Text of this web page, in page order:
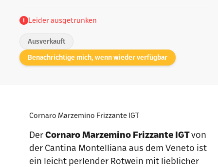
Leider ausgetrunken
Ausverkauft
Benachrichtige mich, wenn wieder verfügbar
Cornaro Marzemino Frizzante IGT
Der Cornaro Marzemino Frizzante IGTvon
der Cantina Montelliana aus dem Veneto ist
ein leicht perlender Rotwein mit lieblicher